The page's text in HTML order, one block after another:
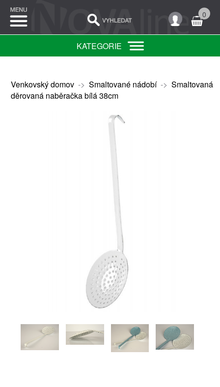
0
KATEGORIE
Venkovský domov-> Smaltované nádobí-> Smaltovaná
děrovaná naběračka bílá 38cm